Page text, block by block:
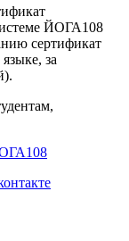
ЙОГА108
сертификат
за